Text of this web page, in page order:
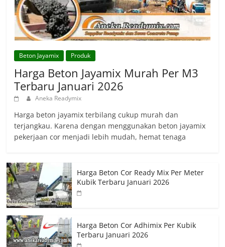
Beton Jayamix Produk
Harga Beton Jayamix Murah Per M3
Terbaru Januari 2026
Aneka Readymix
Harga beton jayamix terbilang cukup murah dan
terjangkau. Karena dengan menggunakan beton jayamix
pekerjaan cor menjadi lebih mudah, hemat tenaga
Harga Beton Cor Ready Mix Per Meter
Kubik Terbaru Januari 2026
Harga Beton Cor Adhimix Per Kubik
Terbaru Januari 2026